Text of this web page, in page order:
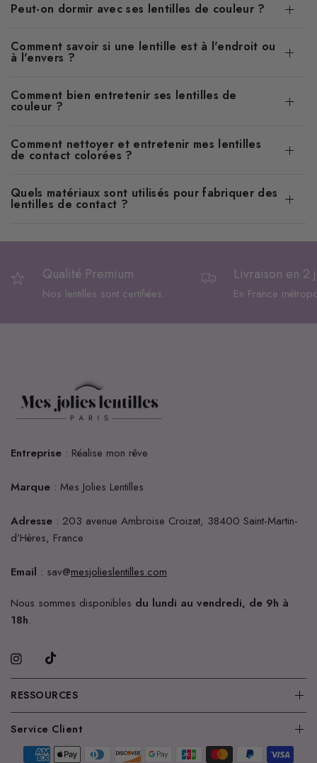
Peut-on dormir avec ses lentilles de couleur ?
Comment savoir si une lentille est à l'endroit ou
à l'envers ?
Comment bien entretenir ses lentilles de
couleur ?
Comment nettoyer et entretenir mes lentilles
de contact colorées ?
Quels matériaux sont utilisés pour fabriquer des
lentilles de contact ?
Qualité Premium
Nos lentilles sont certifiées.
Livraison en 2
En France
Entreprise : Réalise mon rêve
Marque : Mes Jolies Lentilles
Adresse : 203 avenue Ambroise Croizat, 38400 Saint-Martin-
d’Hères, France
Email : sav@mesjolieslentilles.com
Nous sommes disponibles du lundi au vendredi, de 9h à
18h.
RESSOURCES
Service Client